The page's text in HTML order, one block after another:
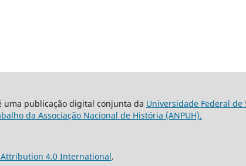
uma publicação digital conjunta da Universidade Federal de
da Associação Nacional de História (ANPUH).
4.0 International.